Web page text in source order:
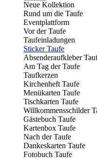
Neue Kollektion
Rund um die Taufe
Eventplattform
Vor der Taufe
Taufeinladungen
Sticker Taufe
Absenderaufkleber
Am Tag der Taufe
Taufkerzen
Kirchenheft Taufe
Menükarten Taufe
Tischkarten Taufe
Willkommensschilder
Gästebuch Taufe
Kartenbox Taufe
Nach der Taufe
Dankeskarten Taufe
Fotobuch Taufe